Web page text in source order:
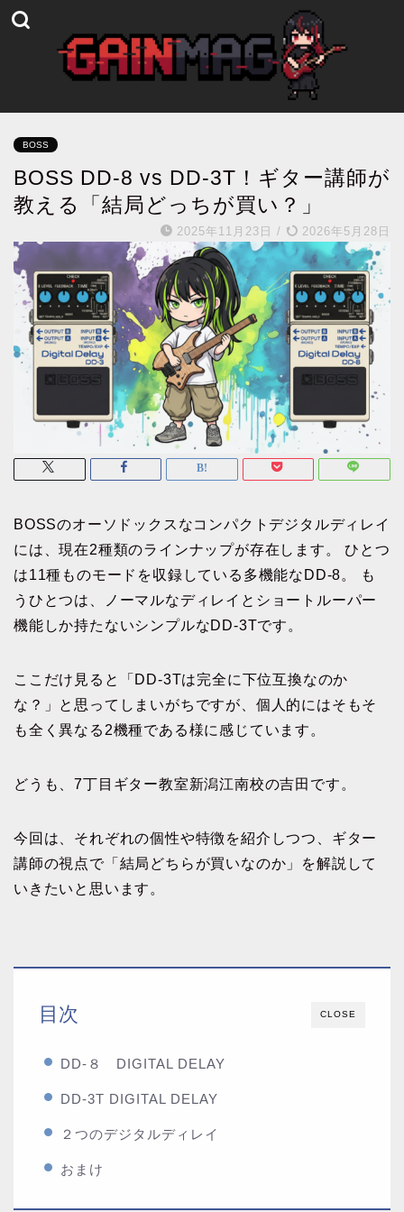
BOSS
BOSS DD-8 vs DD-3T！ギター講師が
教える「結局どっちが買い？」
2025年11月23日 / 2026年5月28日
BOSSのオーソドックスなコンパクトデジタルディレイ
には、現在2種類のラインナップが存在します。 ひとつ
は11種ものモードを収録している多機能なDD-8。 も
うひとつは、ノーマルなディレイとショートルーパー
機能しか持たないシンプルなDD-3Tです。
ここだけ見ると「DD-3Tは完全に下位互換なのか
な？」と思ってしまいがちですが、個人的にはそもそ
も全く異なる2機種である様に感じています。
どうも、7丁目ギター教室新潟江南校の吉田です。
今回は、それぞれの個性や特徴を紹介しつつ、ギター
講師の視点で「結局どちらが買いなのか」を解説して
いきたいと思います。
CLOSE
目次
DD-８ DIGITAL DELAY
DD-3T DIGITAL DELAY
２つのデジタルディレイ
おまけ